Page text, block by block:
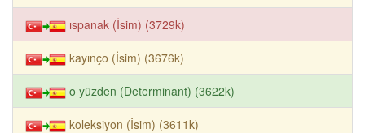
ıspanak (İsim) (3729k)
kayınço (İsim) (3676k)
o yüzden (Determinant) (3622k)
koleksiyon (İsim) (3611k)